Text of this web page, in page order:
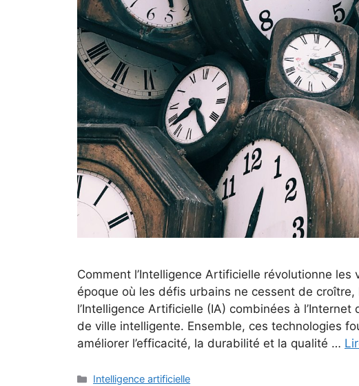
Comment l’Intelligence Artificielle révolutionne les
époque où les défis urbains ne cessent de
l’Intelligence Artificielle (IA) combinées à
de ville intelligente. Ensemble, ces technologies
améliorer l’efficacité, la durabilité et la qualité …
Intelligence artificielle